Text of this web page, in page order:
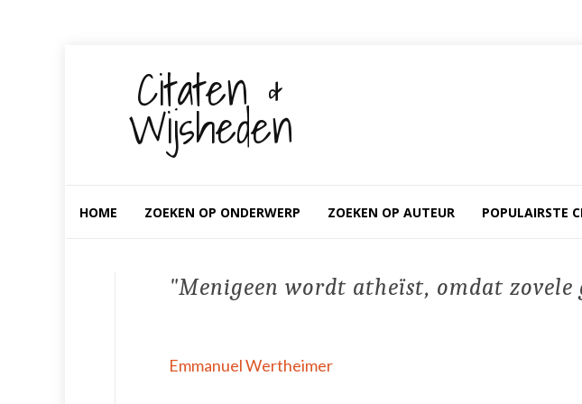
Citaten &
Wijsheden
naar
HOME ZOEKEN OP ONDERWERP ZOEKEN OP AUTEUR POPULAIRSTE
Menigeen wordt atheïst, omdat
Emmanuel Wertheimer